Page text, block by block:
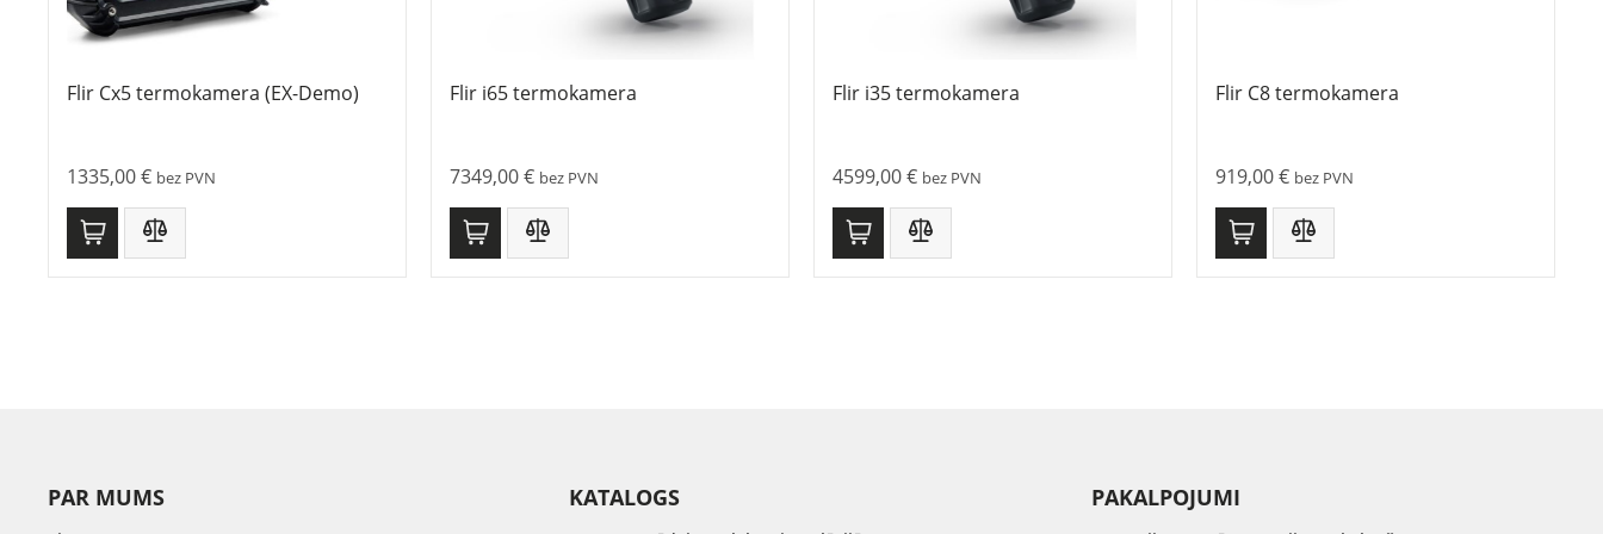
Flir Cx5 termokamera (EX-Demo)
1335,00€ bez PVN
Flir i65 termokamera
7349,00€ bez PVN
Flir i35 termokamera
4599,00€ bez PVN
Flir C8 termokamera
919,00€ bez PVN
PAR MUMS KATALOGS PAKALPOJUMI